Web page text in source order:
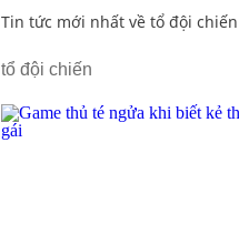
Tin tức mới nhất về tổ đội chiến
tổ đội chiến